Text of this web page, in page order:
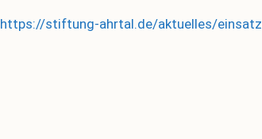
https://stiftung-ahrtal.de/aktuelles/